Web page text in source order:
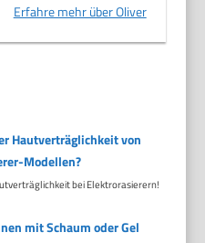
Erfahre mehr über Oliver
Hautverträglichkeit von
Modellen?
bei Elektrorasierern!
mit Schaum oder Gel